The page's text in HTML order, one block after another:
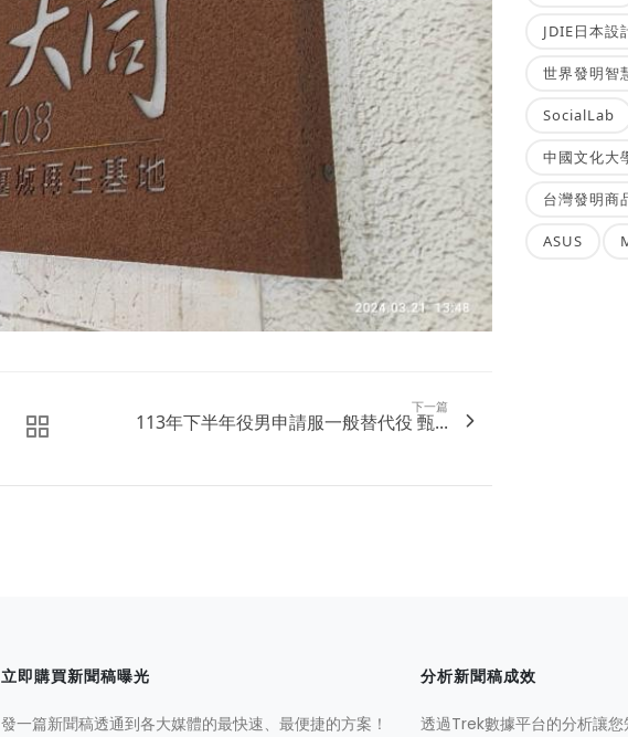
下一篇
113年下半年役男申請服一般替代役 甄...
JDIE日本設
世界發明智
SocialLab
中國文化大
台灣發明商
ASUS
立即購買新聞稿曝光
發一篇新聞稿透通到各大媒體的最快速、最便捷的方案！
分析新聞稿成效
透過Trek數據平台的分析讓